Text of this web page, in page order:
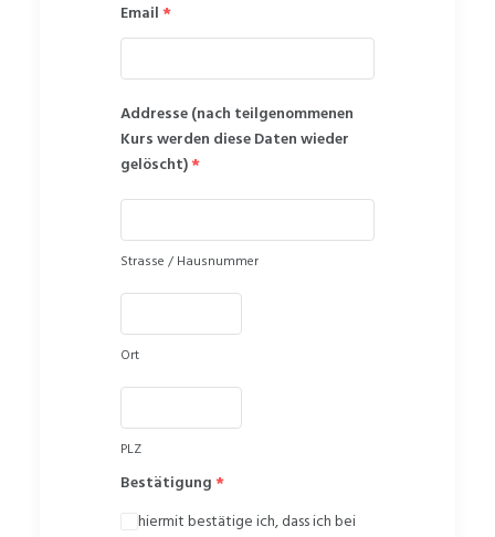
Email*
Addresse (nach teilgenommenen
Kurs werden diese Daten wieder
gelöscht)*
Strasse / Hausnummer
Ort
PLZ
Bestätigung*
hiermit bestätige ich, dass ich bei